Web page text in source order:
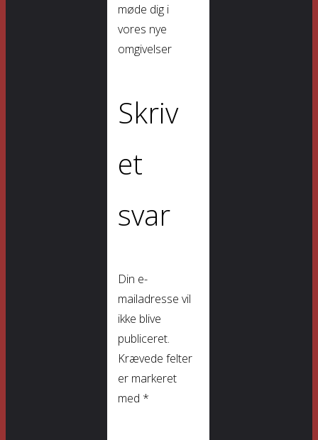
møde dig i
vores nye
omgivelser
Skriv
et
svar
Din e-
mailadresse vil
ikke blive
publiceret.
Krævede felter
er markeret
med *